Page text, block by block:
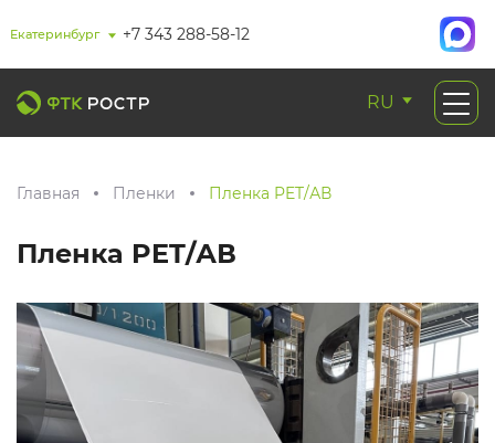
Екатеринбург +7 343 288-58-12
RU
Главная Пленки Пленка PET/АВ
Пленка PET/АВ